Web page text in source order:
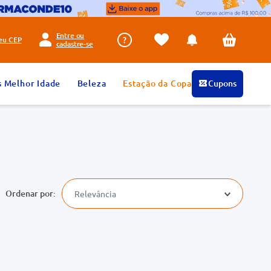
CEP
Entre ou
cadastre-se
Melhor Idade Beleza Estação da Copa Cupons
Relevância